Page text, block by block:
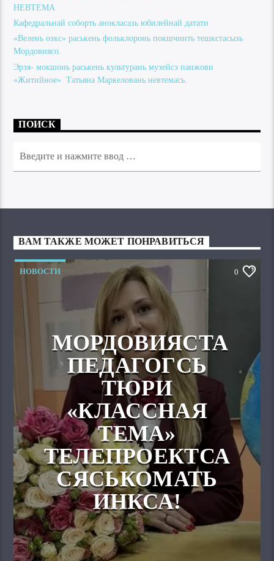
НЕВТЕМА
Кафедральнай соборть анокласазь юбилейнай датати
«Велень озкс» раськень фольклоронь покшчинть тешкстасызь
Мордовиясо.
Эрзя- мокшонь раськень культурань музейсэ панжови
«Житийное» Татьяна Маркеловань невтемась.
ПОИСК
ВАМ ТАКЖЕ МОЖЕТ ПОНРАВИТЬСЯ
НОВОСТИ 0
МОРДОВИЯСТА
ПЕДАГОГСЬ
ТЮРИ
«КЛАССНАЯ
ТЕМА»
ТЕЛЕПРОЕКТСА
СЯСЬКОМАТЬ
ИНКСА!